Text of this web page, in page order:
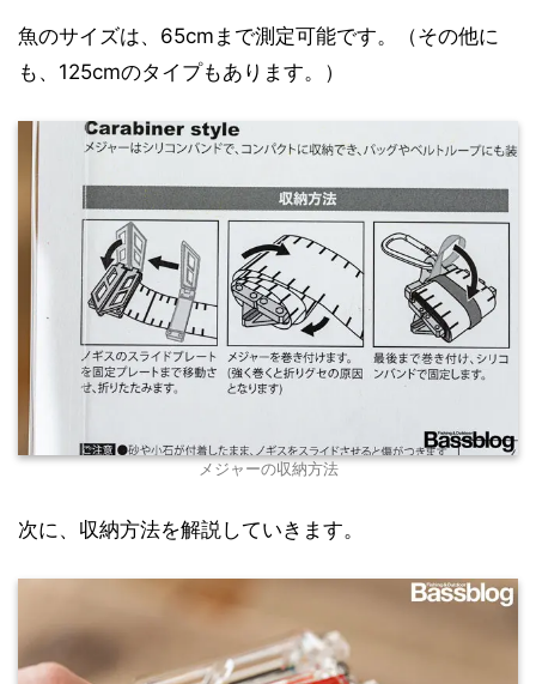
魚のサイズは、65cmまで測定可能です。（その他に
も、125cmのタイプもあります。）
メジャーの収納方法
次に、収納方法を解説していきます。